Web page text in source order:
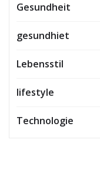
Gesundheit
gesundhiet
Lebensstil
lifestyle
Technologie